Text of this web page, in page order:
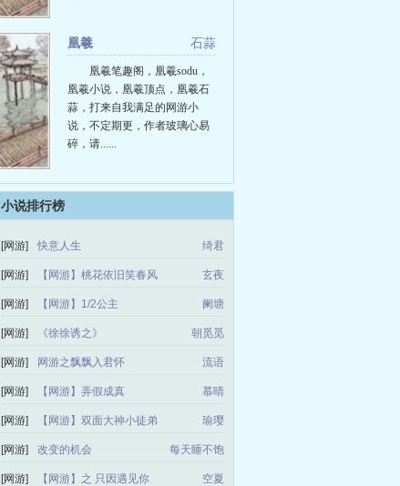
石蒜
凰羲
凰羲笔趣阁，凰羲sodu，
凰羲小说，凰羲顶点，凰羲石
蒜，打来自我满足的网游小
说，不定期更，作者玻璃心易
碎，请......
小说排行榜
[网游] 快意人生 绮君
[网游] 【网游】桃花依旧笑春风 玄夜
[网游] 【网游】1/2公主 阑塘
[网游] 《徐徐诱之》 朝觅觅
[网游] 网游之飘飘入君怀 流语
[网游] 【网游】弄假成真 慕晴
[网游] 【网游】双面大神小徒弟 瑜璎
[网游] 改变的机会 每天睡不饱
[网游] 【网游】之 只因遇见你 空夏